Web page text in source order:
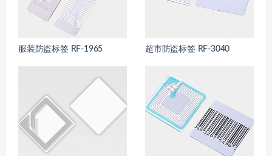
服装防盗标签 RF-1965 超市防盗标签 RF-3040